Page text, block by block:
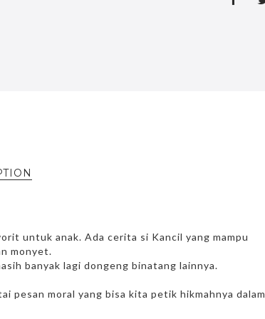
untuk anak. Ada cerita si Kancil yang mampu
monyet.
banyak lagi dongeng binatang lainnya.
pesan moral yang bisa kita petik hikmahnya dalam